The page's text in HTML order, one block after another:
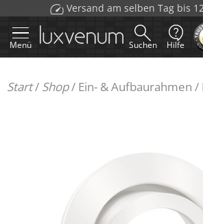
Inhalt
springen
Versand am selben Tag bis
Menü Suchen Hilfe
Start/ Shop/ Ein- & Aufbaurahmen /